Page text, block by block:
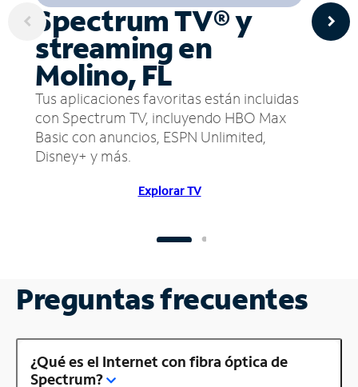
Spectrum TV® y
streaming en
Molino, FL
Tus aplicaciones favoritas están incluidas
con Spectrum TV, incluyendo HBO Max
Basic con anuncios, ESPN Unlimited,
Disney+ y más.
Explorar TV
Preguntas frecuentes
¿Qué es el Internet con fibra óptica de
Spectrum?